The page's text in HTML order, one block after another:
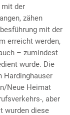
mit der
zähen
mit der
erreicht werden,
– zumindest
wurde. Die
Hardinghauser
Neue Heimat
, aber
wurden diese